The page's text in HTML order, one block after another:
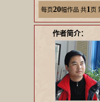
每页20幅作品 共1 页
作者简介：